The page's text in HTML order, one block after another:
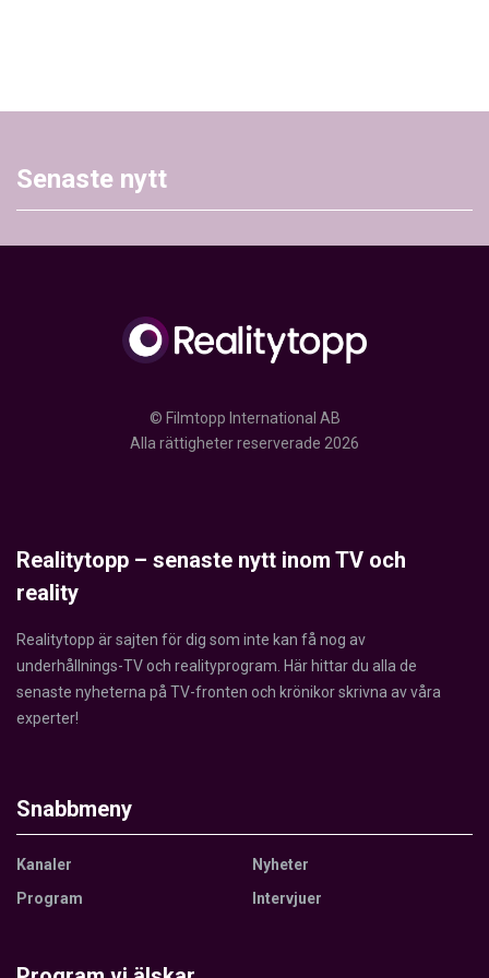
Senaste nytt
© Filmtopp International AB
Alla rättigheter reserverade 2026
Realitytopp – senaste nytt inom TV och
reality
Realitytopp är sajten för dig som inte kan få nog av
underhållnings-TV och realityprogram. Här hittar du alla de
senaste nyheterna på TV-fronten och krönikor skrivna av våra
experter!
Snabbmeny
Kanaler
Program
Nyheter
Intervjuer